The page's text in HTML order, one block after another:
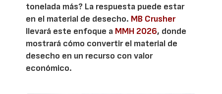
tonelada más? La respuesta puede estar
en el material de desecho. MB Crusher
llevará este enfoque a MMH 2026, donde
mostrará cómo convertir el material de
desecho en un recurso con valor
económico.